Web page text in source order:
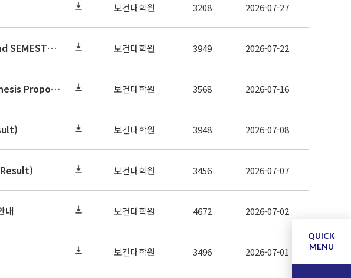
보건대학원 3208 2026-07-27
2026학년도 2학기 보건대학원 강의시간표(revised 260803)(2026 2nd SEMESTER SNU GSPH TIMETABLE) 보건대학원 3949 2026-07-22
2026학년도 2학기 논문작성계획서 제출 안내(박사 초심 일정 포함)_Thesis Proposal 보건대학원 3568 2026-07-16
보건대학원 3948 2026-07-08
Result) 보건대학원 3456 2026-07-07
내 보건대학원 4672 2026-07-02
보건대학원 3496 2026-07-01
QUICK
MENU